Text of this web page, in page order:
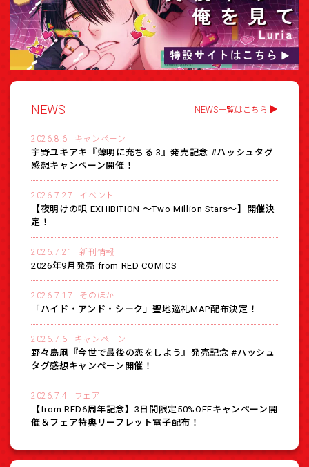
NEWS NEWS一覧はこちら
2026.8.6 キャンペーン
宇野ユキアキ『薄明に充ちる 3』発売記念 #ハッシュタグ
感想キャンペーン開催！
2026.7.27 イベント
【夜明けの唄 EXHIBITION 〜Two Million Stars〜】開催決
定！
2026.7.21 新刊情報
2026年9月発売 from RED COMICS
2026.7.17 そのほか
「ハイド・アンド・シーク」聖地巡礼MAP配布決定！
2026.7.6 キャンペーン
野々島凧『今世で最後の恋をしよう』発売記念 #ハッシュ
タグ感想キャンペーン開催！
2026.7.4 フェア
【from RED6周年記念】3日間限定50%OFFキャンペーン開
催＆フェア特典リーフレット電子配布！